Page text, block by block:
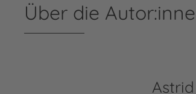
Über die